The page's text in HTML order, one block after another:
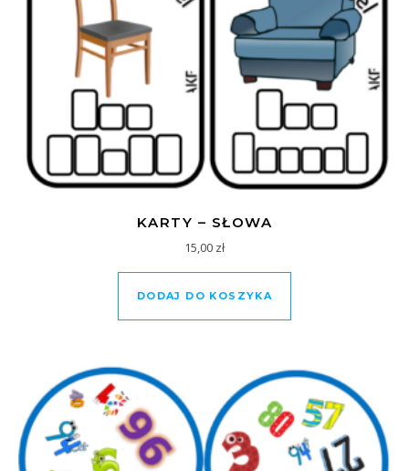
KARTY – SŁOWA
15,00 zł
DODAJ DO KOSZYKA